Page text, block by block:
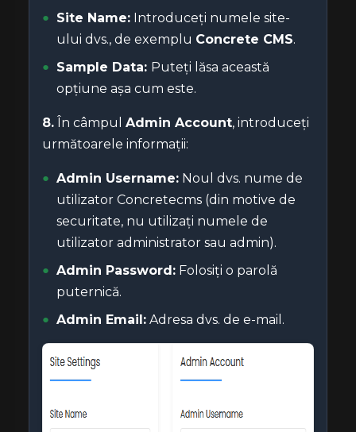
Site Name: Introduceți numele site-
ului dvs., de exemplu Concrete CMS.
Sample Data: Puteți lăsa această
opțiune așa cum este.
8. În câmpul Admin Account, introduceți
următoarele informații:
Admin Username: Noul dvs. nume de
utilizator Concretecms (din motive de
securitate, nu utilizați numele de
utilizator administrator sau admin).
Admin Password: Folosiți o parolă
puternică.
Admin Email: Adresa dvs. de e-mail.